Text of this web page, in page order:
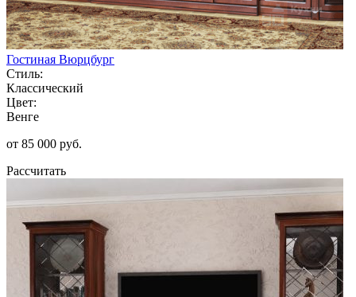
Гостиная Вюрцбург
Стиль:
Классический
Цвет:
Венге
от 85 000 руб.
Рассчитать